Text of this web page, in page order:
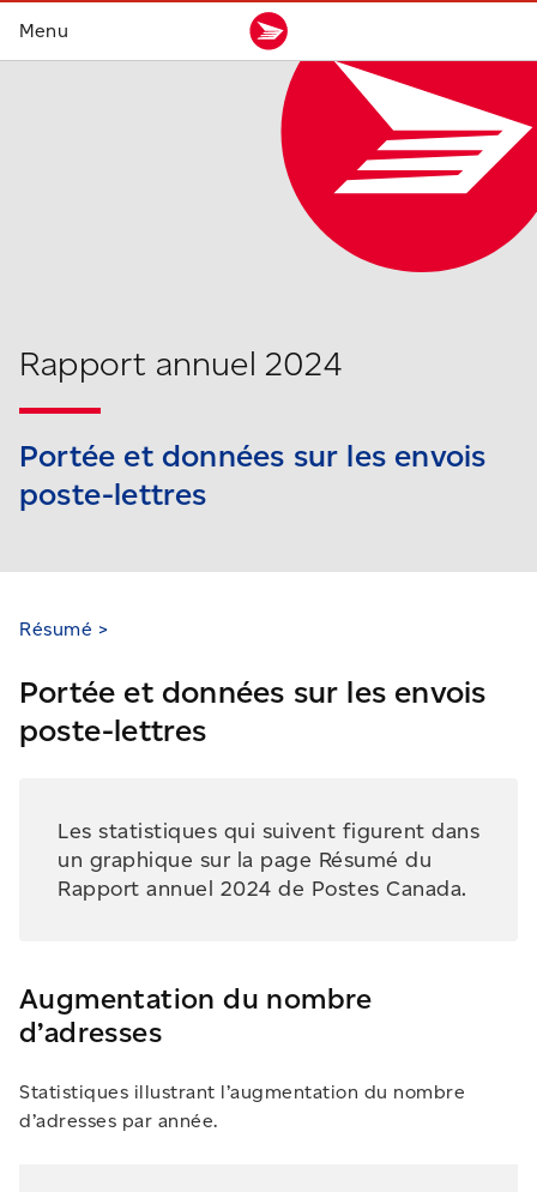
Rapport annuel 2024
Portée et données sur les envois
poste-lettres
Résumé >
Portée et données sur les envois
poste-lettres
Les statistiques qui suivent figurent dans
un graphique sur la page Résumé du
Rapport annuel 2024 de Postes Canada.
Augmentation du nombre
d’adresses
Statistiques illustrant l’augmentation du nombre
d’adresses par année.